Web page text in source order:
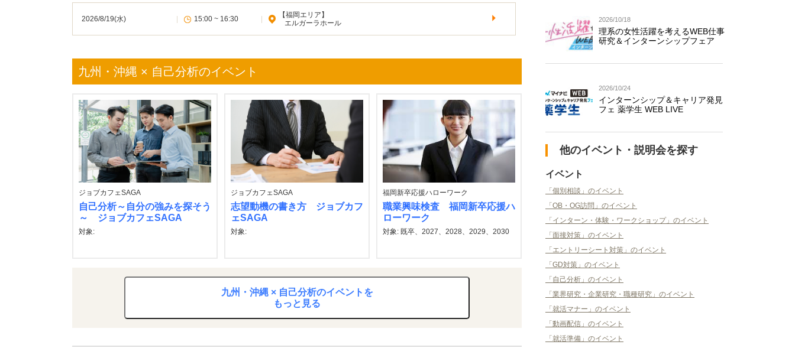
2026/8/19(水) 15:00 ~ 16:30
【福岡エリア】
エルガーラホール
九州・沖縄 × 自己分析のイベント
ジョブカフェSAGA
自己分析～自分の強みを探そう
～ ジョブカフェSAGA
対象:
ジョブカフェSAGA
志望動機の書き方 ジョブカフ
ェSAGA
対象:
福岡新卒応援ハローワーク
職業興味検査 福岡新卒応援ハ
ローワーク
対象: 既卒、2027、2028、2029、2030
九州・沖縄 × 自己分析のイベントを
もっと見る
2026/10/18
理系の女性活躍を考えるWEB仕事
研究＆インターンシップフェア
2026/10/24
インターンシップ＆キャリア発見
フェ 薬学生 WEB LIVE
他のイベント・説明会を探す
イベント
「個別相談」のイベント
「OB・OG訪問」のイベント
「インターン・体験・ワークショップ」のイベント
「面接対策」のイベント
「エントリーシート対策」のイベント
「GD対策」のイベント
「自己分析」のイベント
「業界研究・企業研究・職種研究」のイベント
「就活マナー」のイベント
「動画配信」のイベント
「就活準備」のイベント